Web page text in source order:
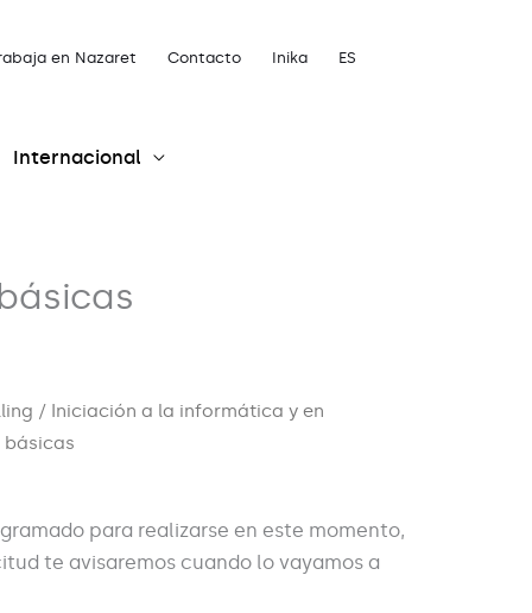
en Nazaret Contacto Inika ES
Internacional
/ Iniciación a la informática y en
para realizarse en este momento,
te avisaremos cuando lo vayamos a